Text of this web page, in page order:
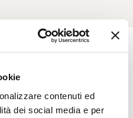
contenuti ed
dei social media e per